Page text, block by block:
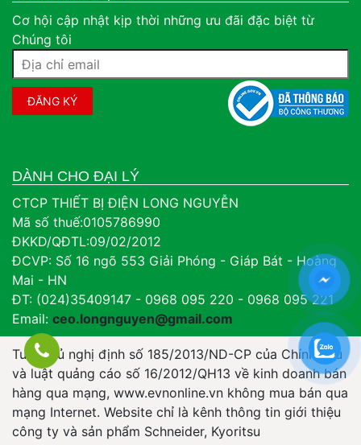
Cơ hội cập nhật kịp thời những ưu đãi đặc biệt từ
Chúng tôi
DÀNH CHO ĐẠI LÝ
CTCP THIẾT BỊ ĐIỆN LONG NGUYỄN
Mã số thuế:0105786990
ĐKKD/QĐTL:09/02/2012
ĐCVP: Số 16 ngõ 553 Giải Phóng - Giáp Bát - Hoàng
Mai - HN
ĐT: (024)35409147 - 0968 095 220 - 0968 095 221
Email: ceo.longnguyen@gmail.com
Tuân thủ nghị định số 185/2013/ND-CP của Chính Phủ
và luật quảng cáo số 16/2012/QH13 về kinh doanh bán
hàng qua mạng, www.evnonline.vn không mua bán qua
mạng Internet. Website chỉ là kênh thông tin giới thiệu
công ty và sản phẩm Schneider, Kyoritsu